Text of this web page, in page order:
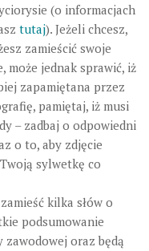
(o informacjach
tutaj). Jeżeli chcesz,
zamieścić swoje
może jednak sprawić, iż
zapamiętana przez
pamiętaj, iż musi
– zadbaj o odpowiedni
o to, aby zdjęcie
sylwetkę co
kilka słów o
podsumowanie
oraz będą